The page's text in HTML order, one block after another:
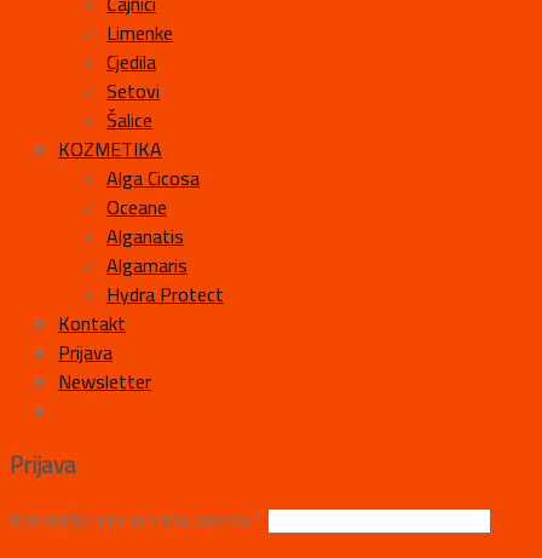
Limenke
Cjedila
Setovi
Šalice
KOZMETIKA
Alga Cicosa
Oceane
Alganatis
Algamaris
Hydra Protect
Kontakt
Prijava
Newsletter
Prijava
Korisničko ime ili email adresa *